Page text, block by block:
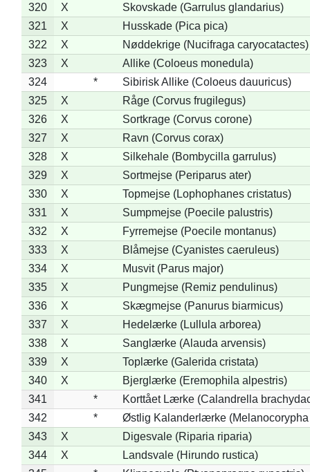
320
X
Skovskade (Garrulus glandarius)
321
X
Husskade (Pica pica)
322
X
Nøddekrige (Nucifraga caryocatactes)
323
X
Allike (Coloeus monedula)
324
*
Sibirisk Allike (Coloeus dauuricus)
325
X
Råge (Corvus frugilegus)
326
X
Sortkrage (Corvus corone)
327
X
Ravn (Corvus corax)
328
X
Silkehale (Bombycilla garrulus)
329
X
Sortmejse (Periparus ater)
330
X
Topmejse (Lophophanes cristatus)
331
X
Sumpmejse (Poecile palustris)
332
X
Fyrremejse (Poecile montanus)
333
X
Blåmejse (Cyanistes caeruleus)
334
X
Musvit (Parus major)
335
X
Pungmejse (Remiz pendulinus)
336
X
Skægmejse (Panurus biarmicus)
337
X
Hedelærke (Lullula arborea)
338
X
Sanglærke (Alauda arvensis)
339
X
Toplærke (Galerida cristata)
340
X
Bjerglærke (Eremophila alpestris)
341
*
Korttået Lærke (Calandrella
342
*
Østlig Kalanderlærke (Melanocorypha
343
X
Digesvale (Riparia riparia)
344
X
Landsvale (Hirundo rustica)